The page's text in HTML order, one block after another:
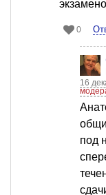
0
16
под